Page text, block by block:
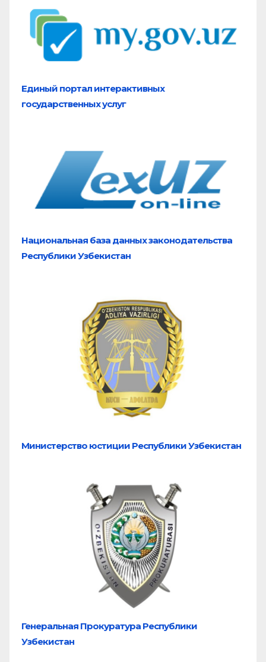
Единый портал интерактивных
государственных услуг
Национальная база данных законодательства
Республики Узбекистан
Министерство юстиции Республики Узбекистан
Генеральная Прокуратура Республики
Узбекистан